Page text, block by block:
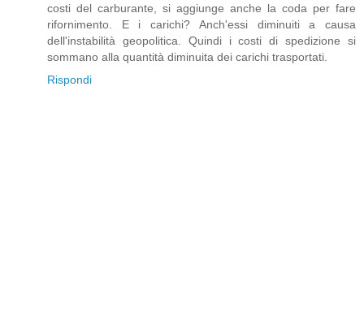
costi del carburante, si aggiunge anche la coda per fare
rifornimento. E i carichi? Anch'essi diminuiti a causa
dell'instabilità geopolitica. Quindi i costi di spedizione si
sommano alla quantità diminuita dei carichi trasportati.
Rispondi